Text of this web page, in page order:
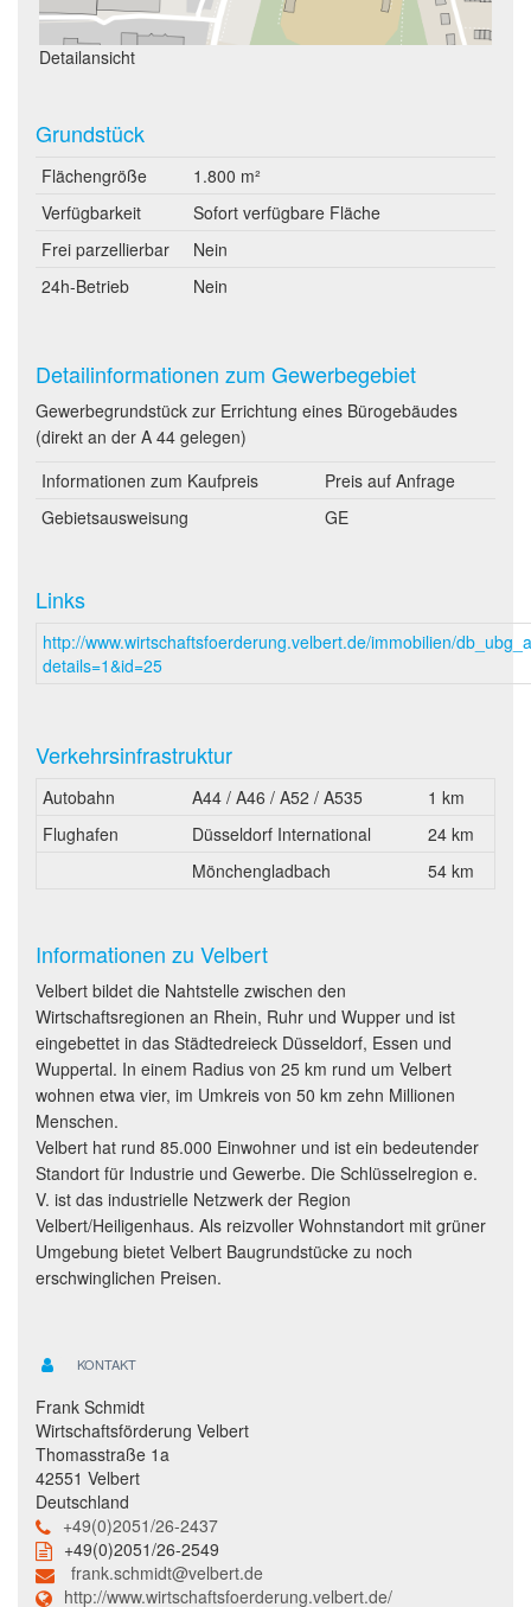
Detailansicht
Grundstück
Flächengröße
1.800 m²
Verfügbarkeit
Sofort verfügbare Fläche
Frei parzellierbar
Nein
24h-Betrieb
Nein
Detailinformationen zum Gewerbegebiet
Gewerbegrundstück zur Errichtung eines Bürogebäudes
(direkt an der A 44 gelegen)
Informationen zum Kaufpreis
Preis auf Anfrage
Gebietsausweisung
GE
Links
http://www.wirtschaftsfoerderung.velbert.de/immobilien/
details=1&id=25
Verkehrsinfrastruktur
Autobahn A44 / A46 / A52 / A535
1 km
Flughafen
Düsseldorf International
24 km
Mönchengladbach
54 km
Informationen zu Velbert
Velbert bildet die Nahtstelle zwischen den
Wirtschaftsregionen an Rhein, Ruhr und Wupper und ist
eingebettet in das Städtedreieck Düsseldorf, Essen und
Wuppertal. In einem Radius von 25 km rund um Velbert
wohnen etwa vier, im Umkreis von 50 km zehn Millionen
Menschen.
Velbert hat rund 85.000 Einwohner und ist ein bedeutender
Standort für Industrie und Gewerbe. Die Schlüsselregion e.
V. ist das industrielle Netzwerk der Region
Velbert/Heiligenhaus. Als reizvoller Wohnstandort mit grüner
Umgebung bietet Velbert Baugrundstücke zu noch
erschwinglichen Preisen.
KONTAKT
Frank Schmidt
Wirtschaftsförderung Velbert
Thomasstraße 1a
42551 Velbert
Deutschland
+49(0)2051/26-2437
+49(0)2051/26-2549
frank.schmidt@velbert.de
http://www.wirtschaftsfoerderung.velbert.de/